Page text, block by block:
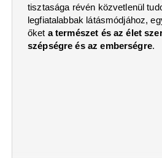
tisztasága révén közvetlenül
legfiatalabbak látásmódjához,
őket a természet és az élet
szépségre és az emberségre.